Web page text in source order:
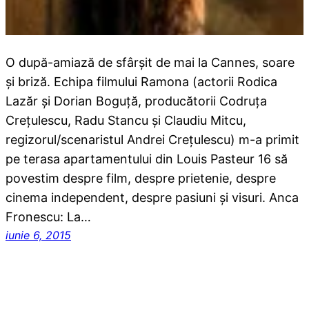
O după-amiază de sfârşit de mai la Cannes, soare
şi briză. Echipa filmului Ramona (actorii Rodica
Lazăr şi Dorian Boguţă, producătorii Codruţa
Creţulescu, Radu Stancu şi Claudiu Mitcu,
regizorul/scenaristul Andrei Creţulescu) m-a primit
pe terasa apartamentului din Louis Pasteur 16 să
povestim despre film, despre prietenie, despre
cinema independent, despre pasiuni şi visuri. Anca
Fronescu: La…
iunie 6, 2015